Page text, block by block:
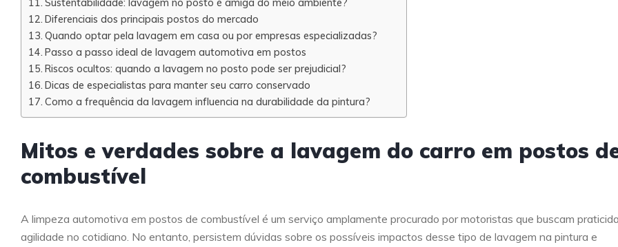
Diferenciais dos principais postos do mercado
Quando optar pela lavagem em casa ou por empresas especializadas?
Passo a passo ideal de lavagem automotiva em postos
Riscos ocultos: quando a lavagem no posto pode ser prejudicial?
Dicas de especialistas para manter seu carro conservado
Como a frequência da lavagem influencia na durabilidade da pintura?
Mitos e verdades sobre a lavagem do carro em postos
combustível
A limpeza automotiva em postos de combustível é um serviço amplamente procurado por motoristas que buscam
agilidade no cotidiano. No entanto, persistem dúvidas sobre os possíveis impactos desse tipo de lavagem na pintura e